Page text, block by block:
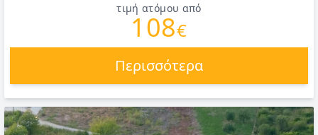
τιμή ατόμου από
108€
Περισσότερα